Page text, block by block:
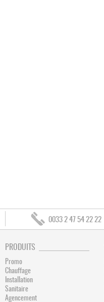
0033 2 47 54 22 22
PRODUITS
Promo
Chauffage
Installation
Sanitaire
Agencement